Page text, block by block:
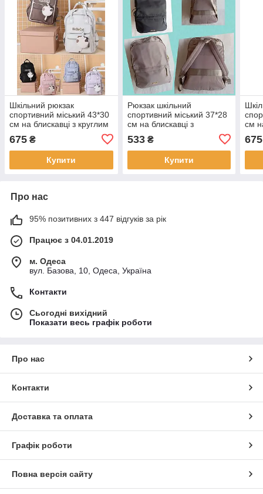
Шкільний рюкзак
спортивний міський 43*30
см на блискавці з круглим
варіантах Lju
675 ₴
Купити
Рюкзак шкільний
спортивний міський 37*28
см на блискавці з
кольорах Luna
533₴
Купити
см
675
Про нас
95% позитивних з 447 відгуків за рік
Працює з 04.01.2019
м. Одеса
вул. Базова, 10, Одеса, Україна
Контакти
Сьогодні вихідний
Показати весь графік роботи
Про нас
Контакти
Доставка та оплата
Графік роботи
Повна версія сайту